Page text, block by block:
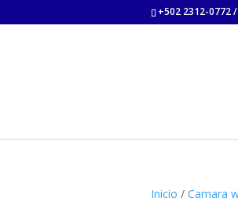
+502 2312-0772
Inicio / Camara